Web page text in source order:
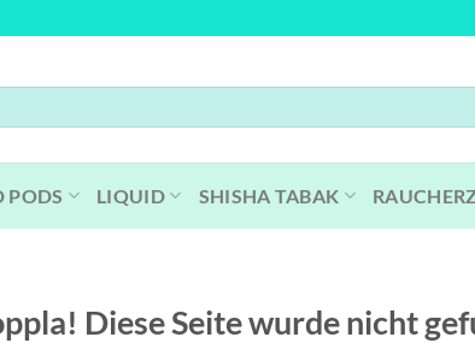
PODS LIQUID SHISHA TABAK
Diese Seite wurde nicht